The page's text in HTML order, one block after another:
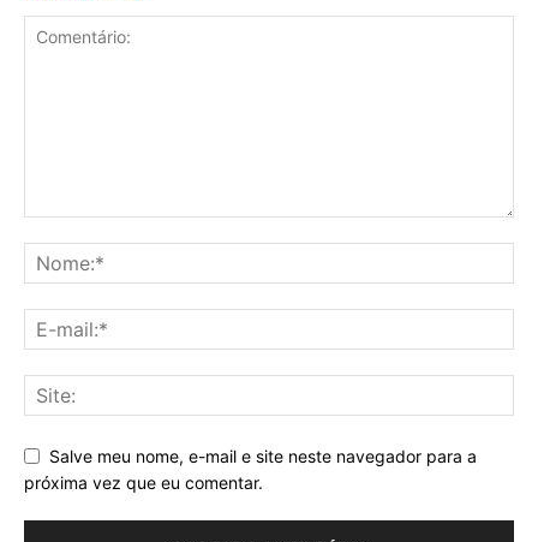
Salve meu nome, e-mail e site neste navegador para a
próxima vez que eu comentar.